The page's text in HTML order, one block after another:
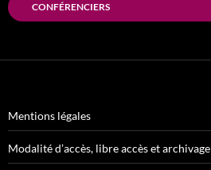
CONFÉRENCIERS
Mentions légales
Modalité d’accès, libre accès et archivage